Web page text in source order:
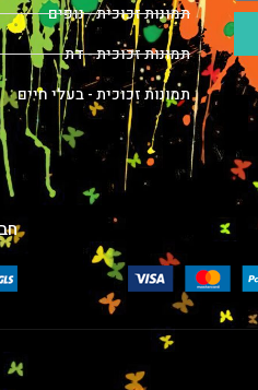
תמונות זכוכית - נופים
תמונות זכוכית - דת
תמונות זכוכית - בעלי חיים